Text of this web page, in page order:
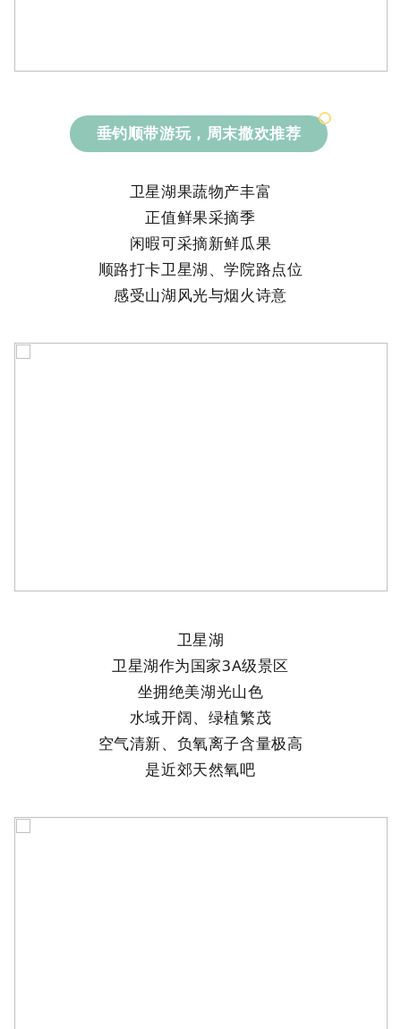
垂钓顺带游玩，周末撒欢推荐
卫星湖果蔬物产丰富
正值鲜果采摘季
闲暇可采摘新鲜瓜果
顺路打卡卫星湖、学院路点位
感受山湖风光与烟火诗意
卫星湖
卫星湖作为国家3A级景区
坐拥绝美湖光山色
水域开阔、绿植繁茂
空气清新、负氧离子含量极高
是近郊天然氧吧